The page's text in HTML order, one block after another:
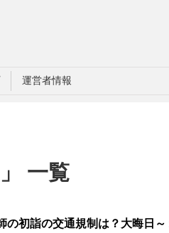
運営者情報
一覧
の初詣の交通規制は？大晦日